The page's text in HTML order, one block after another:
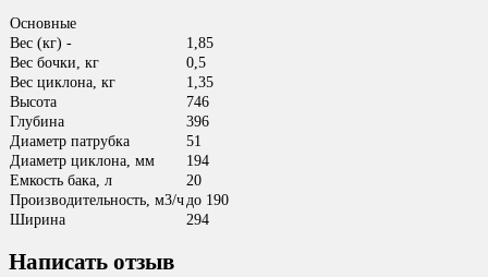
Основные
Вес (кг) -
1,85
Вес бочки, кг
0,5
Вес циклона, кг
1,35
Высота
746
Глубина
396
Диаметр патрубка
51
Диаметр циклона, мм
194
Емкость бака, л
20
Производительность, м3/чдо 190
Ширина
294
Написать отзыв